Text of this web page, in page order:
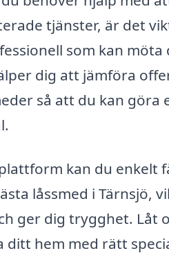
tjänster, är det
som kan möta
dig att jämföra
så att du kan göra
kan du enkelt
låssmed i Tärnsjö,
ger dig trygghet. Låt
ditt hem med rätt